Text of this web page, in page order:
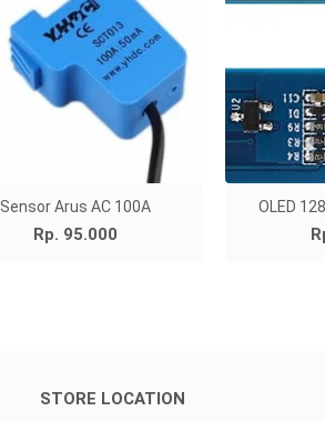
Sensor Arus AC 100A
Rp. 95.000
OLED
STORE LOCATION